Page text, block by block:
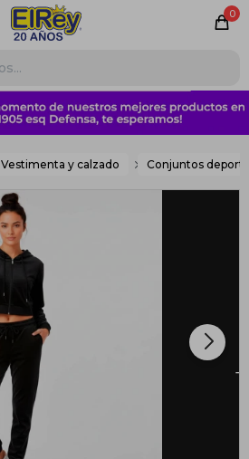
0
Vestimenta y calzado Conjuntos